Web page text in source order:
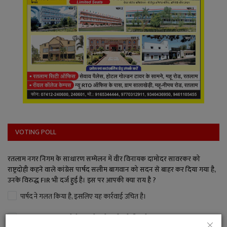
VOTING POLL
रतलाम नगर निगम के साधारण सम्मेलन में वीर विनायक दामोदर सावरकर को
राष्ट्रदोही कहने वाले कांग्रेस पार्षद सलीम बागवान को सदन से बाहर कर दिया गया है,
उनके विरुद्ध FIR भी दर्ज हुई है। इस पर आपकी क्या राय है ?
पार्षद ने गलत किया है, इसलिए यह कार्रवाई उचित है।
इतना बड़ा अपराध नहीं है, जितनी बड़ी कार्रवाई की गई।